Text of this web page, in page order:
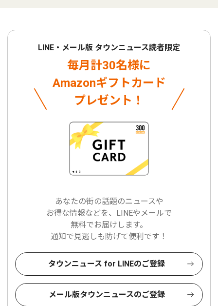
LINE・メール版 タウンニュース読者限定
毎月計30名様に
Amazonギフトカード
プレゼント！
あなたの街の話題のニュースや
お得な情報などを、LINEやメールで
無料でお届けします。
通知で見逃しも防げて便利です！
タウンニュース for LINEのご登録
メール版タウンニュースのご登録